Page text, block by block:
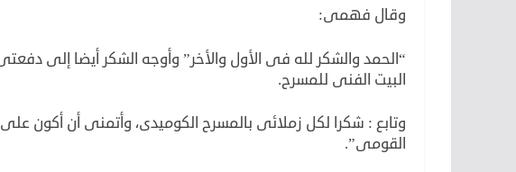
وقال فهمى:
“الحمد والشكر لله فى الأول والأخر” وأوجه الشكر أيضا إلى
البيت الفنى للمسرح.
وتابع : شكرا لكل زملائى بالمسرح الكوميدى، وأتمنى أن أكون
القومى”.